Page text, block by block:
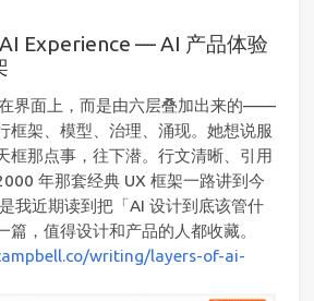
Experience — AI 产品体验
界面上，而是由六层叠加出来的——
框架、模型、治理、涌现。她想说服
框那点事，往下潜。行文清晰、引用
年那套经典 UX 框架一路讲到今
我近期读到把「AI 设计到底该管什
篇，值得设计和产品的人都收藏。
writing/layers-of-ai-